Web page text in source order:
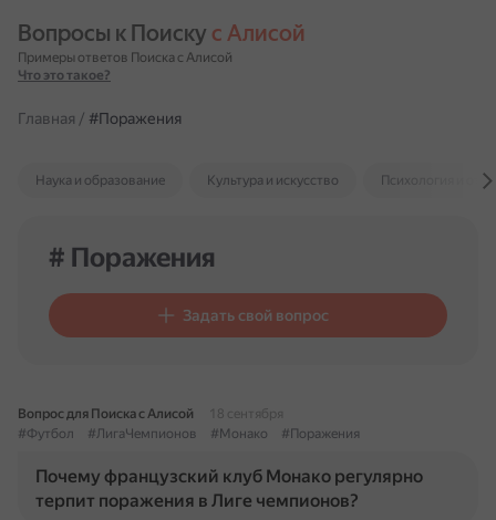
Вопросы к Поиску с Алисой
Примеры ответов Поиска с Алисой
Что это такое?
Главная / #Поражения
Наука и образование Культура и искусство Психология и
# Поражения
Задать свой вопрос
Вопрос для Поиска с Алисой
18 сентября
#Футбол
#ЛигаЧемпионов #Монако #Поражения
Почему французский клуб Монако регулярно
терпит поражения в Лиге чемпионов?